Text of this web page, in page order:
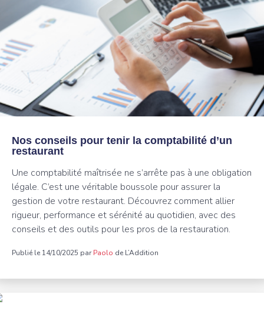
Nos conseils pour tenir la comptabilité d’un
restaurant
Une comptabilité maîtrisée ne s’arrête pas à une obligation
légale. C’est une véritable boussole pour assurer la
gestion de votre restaurant. Découvrez comment allier
rigueur, performance et sérénité au quotidien, avec des
conseils et des outils pour les pros de la restauration.
Publié le 14/10/2025 parPaolo de L’Addition